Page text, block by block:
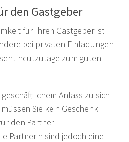
den Gastgeber
für Ihren Gastgeber ist
bei privaten Einladungen
heutzutage zum guten
Anlass zu sich
Sie kein Geschenk
den Partner
Partnerin sind jedoch eine